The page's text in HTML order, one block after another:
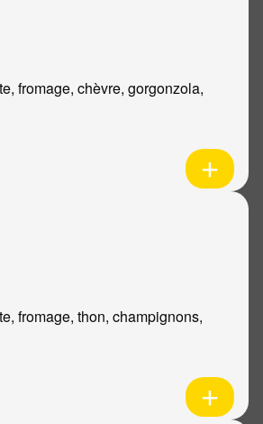
fromage, chèvre, gorgonzola,
fromage, thon, champignons,